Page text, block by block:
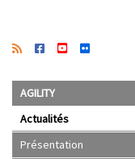
AGILITY
Actualités
Présentation